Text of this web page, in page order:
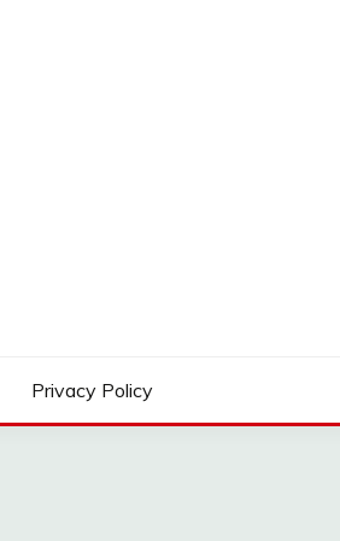
Privacy Policy